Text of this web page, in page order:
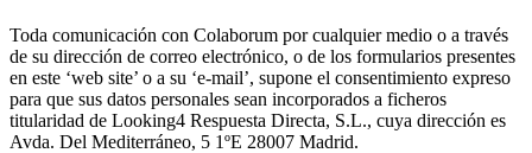
Toda comunicación con Colaborum por cualquier medio o a través
de su dirección de correo electrónico, o de los formularios presentes
en este ‘web site’ o a su ‘e-mail’, supone el consentimiento expreso
para que sus datos personales sean incorporados a ficheros
titularidad de Looking4 Respuesta Directa, S.L., cuya dirección es
Avda. Del Mediterráneo, 5 1ºE 28007 Madrid.